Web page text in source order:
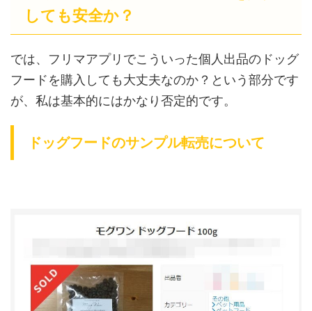
しても安全か？
では、フリマアプリでこういった個人出品のドッグ
フードを購入しても大丈夫なのか？という部分です
が、私は基本的にはかなり否定的です。
ドッグフードのサンプル転売について